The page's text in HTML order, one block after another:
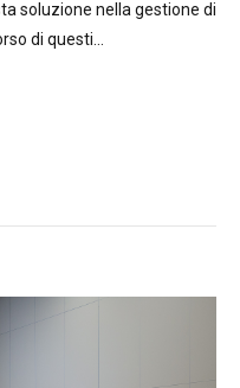
soluzione nella gestione di
di questi...